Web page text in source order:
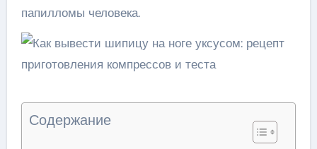
папилломы человека.
Содержание